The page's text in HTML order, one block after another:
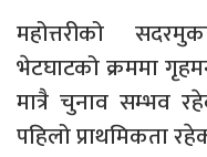
महोत्तरीको
भेटघाटको क्रममा
मात्रै चुनाव सम्भव
पहिलो प्राथमिकता